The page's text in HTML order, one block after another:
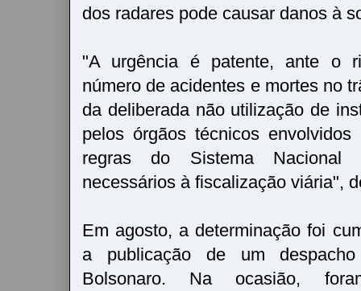
dos radares pode causar danos à
"A urgência é patente, ante o
número de acidentes e mortes no
da deliberada não utilização de
pelos órgãos técnicos
regras do Sistema Nacional
necessários à fiscalização viária",
Em agosto, a determinação foi
a publicação de um
Bolsonaro. Na ocasião,